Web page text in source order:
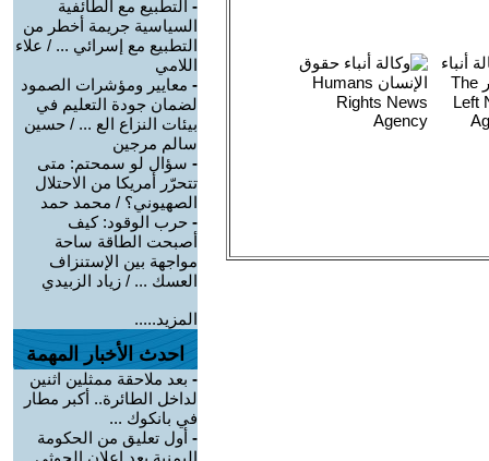
- التطبيع مع الطائفية
السياسية جريمة أخطر من
التطبيع مع إسرائي ... / علاء
اللامي
- معايير ومؤشرات الصمود
لضمان جودة التعليم في
بيئات النزاع الع ... / حسين
سالم مرجين
- سؤال لو سمحتم: متى
تتحرّر أمريكا من الاحتلال
الصهيوني؟ / محمد حمد
- حرب الوقود: كيف
أصبحت الطاقة ساحة
مواجهة بين الإستنزاف
العسك ... / زياد الزبيدي
المزيد.....
احدث الأخبار المهمة
- بعد ملاحقة ممثلين اثنين
لداخل الطائرة.. أكبر مطار
في بانكوك ...
- أول تعليق من الحكومة
اليمنية بعد إعلان الحوثي